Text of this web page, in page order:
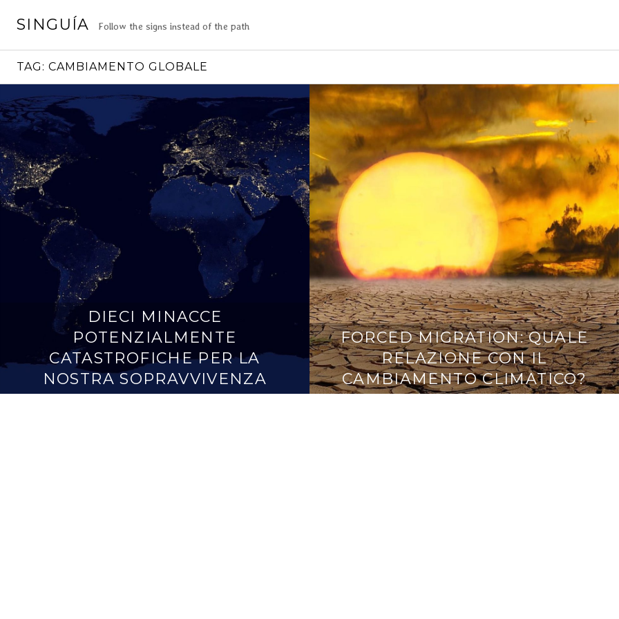
SINGUÍA Follow the signs instead of the path
TAG: CAMBIAMENTO GLOBALE
DIECI MINACCE
POTENZIALMENTE
CATASTROFICHE PER LA
NOSTRA SOPRAVVIVENZA
FORCED MIGRATION: QUALE
RELAZIONE CON IL
CAMBIAMENTO CLIMATICO?